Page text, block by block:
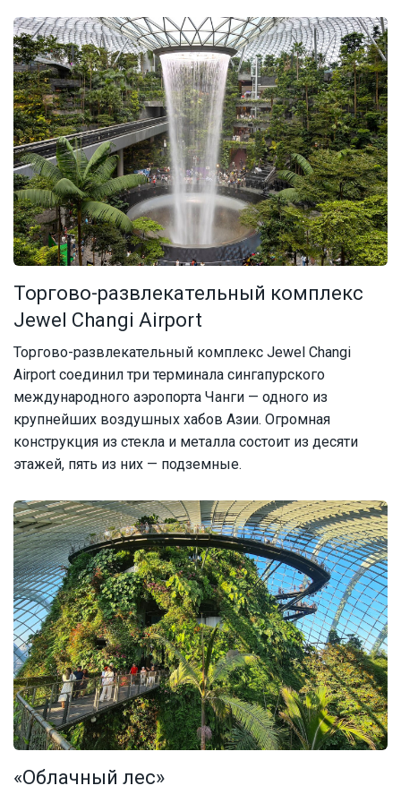
Торгово-развлекательный комплекс
Jewel Changi Airport
Торгово-развлекательный комплекс Jewel Changi
Airport соединил три терминала сингапурского
международного аэропорта Чанги — одного из
крупнейших воздушных хабов Азии. Огромная
конструкция из стекла и металла состоит из десяти
этажей, пять из них — подземные.
«Облачный лес»